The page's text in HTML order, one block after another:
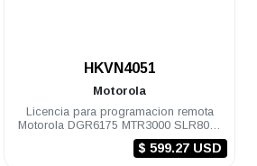
HKVN4051
Motorola
Licencia para programacion remota
Motorola DGR6175 MTR3000 SLR8000
SLR5100
$ 599.27 USD